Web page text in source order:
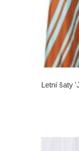
Letní šaty